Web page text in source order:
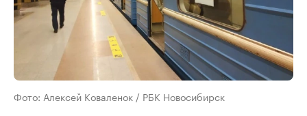
Фото: Алексей Коваленок / РБК Новосибирск